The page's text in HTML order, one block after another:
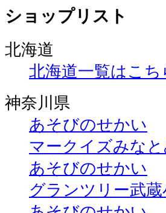
ショップリスト
北海道
北海道一覧はこち
神奈川県
あそびのせかい
マークイズみな
あそびのせかい
グランツリー武蔵